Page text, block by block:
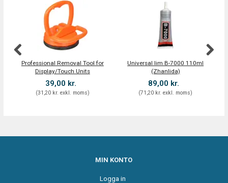
Professional Removal Tool for
Display/Touch Units
39,00 kr.
(31,20 kr. exkl. moms)
Universal lim B-7000 110ml
(Zhanlida)
89,00 kr.
(71,20 kr. exkl. moms)
MIN KONTO
Logga in